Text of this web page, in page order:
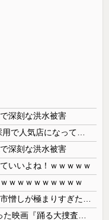
深刻な洪水被害
深刻な洪水被害
いいよね！ｗｗｗｗｗ
ｗｗｗｗｗｗｗｗｗ